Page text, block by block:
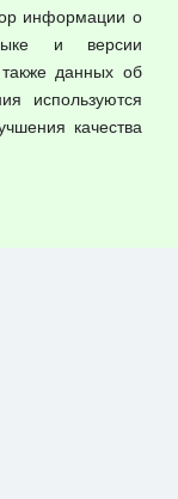
информации о
и версии
данных об
используются
качества